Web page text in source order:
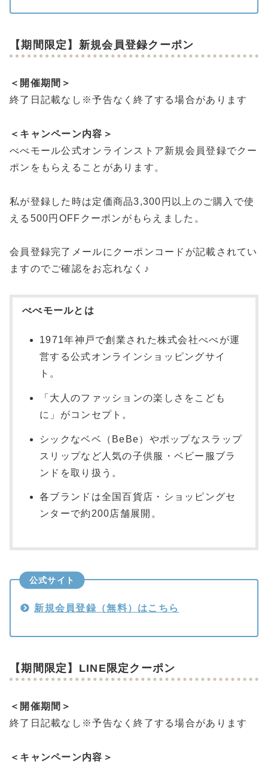
【期間限定】新規会員登録クーポン
＜開催期間＞
終了日記載なし※予告なく終了する場合があります
＜キャンペーン内容＞
べべモール公式オンラインストア新規会員登録でクー
ポンをもらえることがあります。
私が登録した時は定価商品3,300円以上のご購入で使
える500円OFFクーポンがもらえました。
会員登録完了メールにクーポンコードが記載されてい
ますのでご確認をお忘れなく♪
べべモールとは
1971年神戸で創業された株式会社べべが運
営する公式オンラインショッピングサイ
ト。
「大人のファッションの楽しさをこども
に」がコンセプト。
シックなベベ（BeBe）やポップなスラップ
スリップなど人気の子供服・ベビー服ブラ
ンドを取り扱う。
各ブランドは全国百貨店・ショッピングセ
ンターで約200店舗展開。
公式サイト
新規会員登録（無料）はこちら
【期間限定】LINE限定クーポン
＜開催期間＞
終了日記載なし※予告なく終了する場合があります
＜キャンペーン内容＞